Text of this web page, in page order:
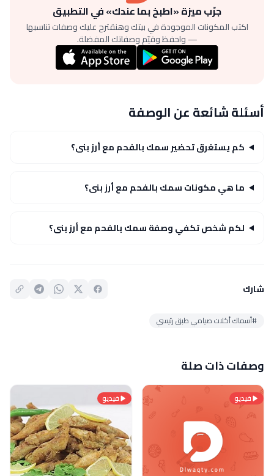
جرّب ميزة «اطبخ بما عندك» في التطبيق
اكتب المكونات الموجودة في بيتك وهنقترح عليك وصفات تناسبها
— واحفظ وقيّم وصفاتك المفضلة.
أسئلة شائعة عن الوصفة
كم يستغرق تحضير سمك بالفحم مع أرز بنى؟
ما هي مكونات سمك بالفحم مع أرز بنى؟
لكم شخص تكفي وصفة سمك بالفحم مع أرز بنى؟
شارك
#أسماك أكلات صيامي طبق رئيسي
وصفات ذات صلة
فيديو فيديو